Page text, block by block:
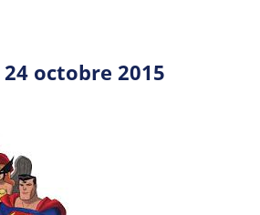
octobre 2015